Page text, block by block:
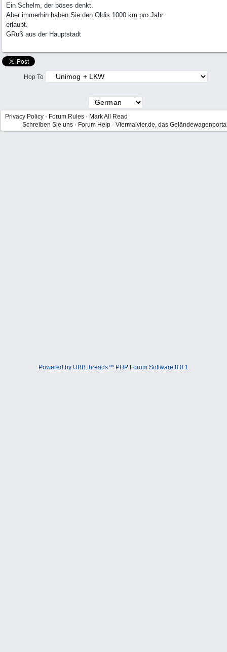
Ein Schelm, der böses denkt.
Aber immerhin haben Sie den Oldis 1000 km pro Jahr
erlaubt.
GRuß aus der Hauptstadt
Hop To
Privacy Policy · Forum Rules · Mark All Read
Schreiben Sie uns · Forum Help · Viermalvier.de, das
Powered by UBB.threads™ PHP Forum Software 8.0.1